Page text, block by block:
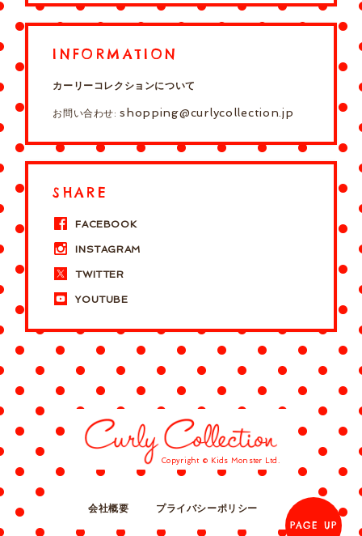
INFORMATION
カーリーコレクションについて
お問い合わせ:shopping@curlycollection.jp
SHARE
FACEBOOK
INSTAGRAM
TWITTER
YOUTUBE
Copyright © Kids Monster Ltd.
会社概要
プライバシーポリシー
PAGE UP